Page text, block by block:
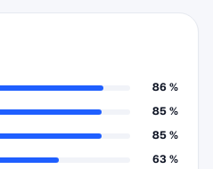
86 %
85 %
85 %
63 %